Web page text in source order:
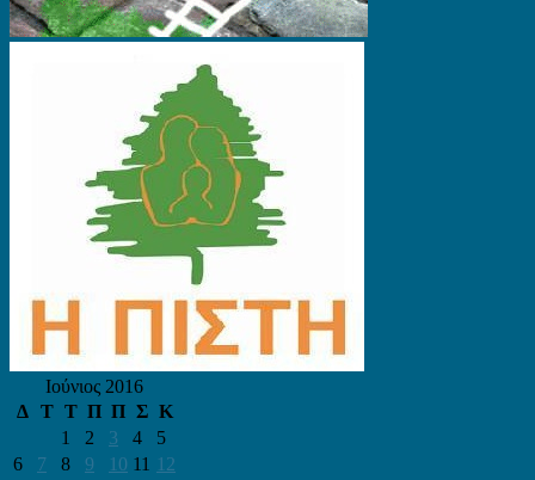
Ιούνιος 2016
Δ Τ Τ Π Π Σ Κ
1 2 3 4
5
6
7 8 9 10 11 12